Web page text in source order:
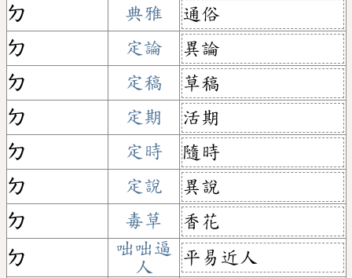
ㄉ
典雅
通俗
ㄉ
定論
異論
ㄉ
定稿
草稿
ㄉ
定期
活期
ㄉ
定時
隨時
ㄉ
定說
異說
ㄉ
毒草
香花
ㄉ
咄咄逼
人
平易近人